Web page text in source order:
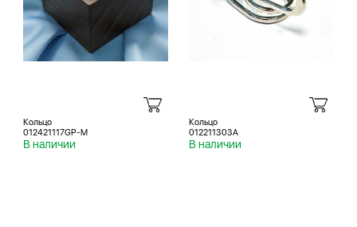
Кольцо
012421117GP-M
В наличии
Кольцо
012211303A
В наличии